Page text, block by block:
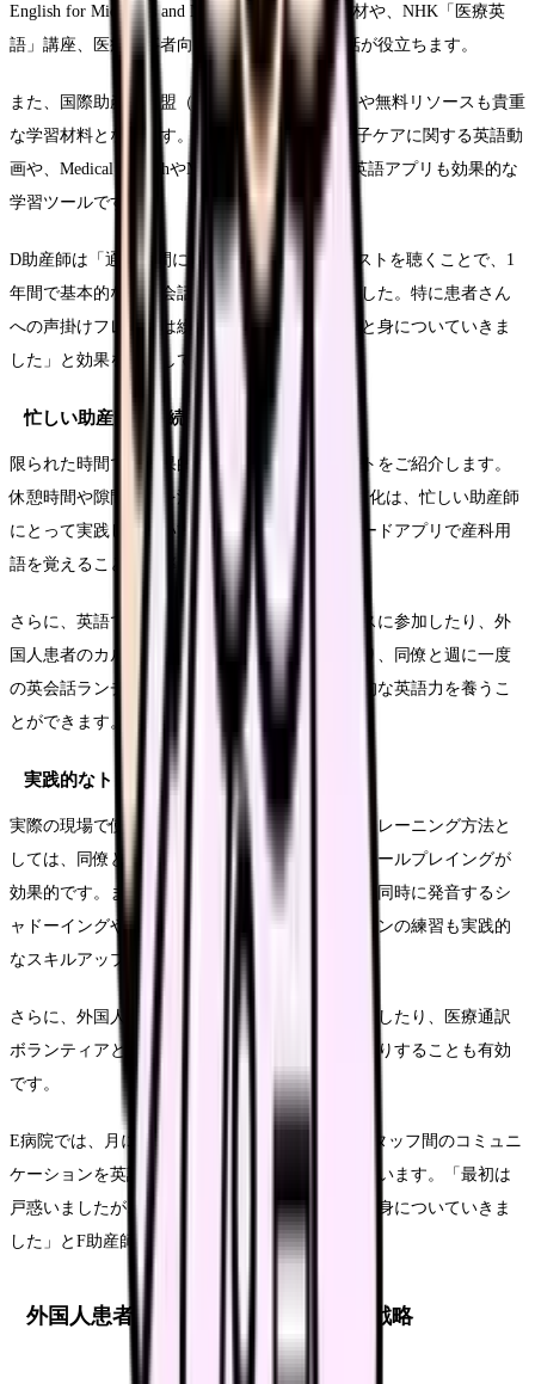
English for Midwives and Nurses」などの専門教材や、NHK「医療英
語」講座、医療従事者向けのオンライン英会話が役立ちます。
また、国際助産師連盟（ICM）のウェブサイトや無料リソースも貴重
な学習材料となります。YouTube上の出産や母子ケアに関する英語動
画や、Medical EnglishやMediBabbleなどの医療英語アプリも効果的な
学習ツールです。
D助産師は「通勤時間に医療英語のポッドキャストを聴くことで、1
年間で基本的な医療会話ができるようになりました。特に患者さん
への声掛けフレーズは繰り返し聴くことで自然と身についていきま
した」と効果を実感しています。
忙しい助産師でも続けられる学習習慣
限られた時間でも効果的に学習するためのヒントをご紹介します。
休憩時間や隙間時間を活用した5分間学習の習慣化は、忙しい助産師
にとって実践しやすい方法です。フラッシュカードアプリで産科用
語を覚えることも効率的です。
さらに、英語での申し送りや症例カンファレンスに参加したり、外
国人患者のカルテを英語で記入する練習をしたり、同僚と週に一度
の英会話ランチを実施したりすることで、実践的な英語力を養うこ
とができます。
実践的なトレーニング方法
実際の現場で使える英語力を身につけるためのトレーニング方法と
しては、同僚と患者・助産師役を交代で演じるロールプレイングが
効果的です。また、医療英語の音声を聞きながら同時に発音するシ
ャドーイングや、英語での症例プレゼンテーションの練習も実践的
なスキルアップにつながります。
さらに、外国人患者向けの説明資料を英語で作成したり、医療通訳
ボランティアと協力して実践的な会話練習をしたりすることも有効
です。
E病院では、月に一度「English Day」を設け、スタッフ間のコミュニ
ケーションを英語のみで行う取り組みを実施しています。「最初は
戸惑いましたが、実践を通じて自然と医療英語が身についていきま
した」とF助産師は話します。
外国人患者とのコミュニケーション戦略